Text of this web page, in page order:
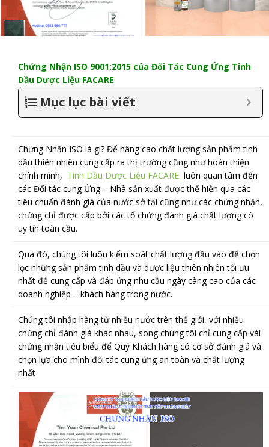
Chứng Nhận ISO 9001:2015 của Đối Tác Cung Ứng Tinh
Dầu Dược Liệu FACARE
Mục lục bài viết
Chứng Nhận ISO là gì? Để nâng cao chất lượng sản phẩm tinh
dầu thiên nhiên cung cấp ra thị trường cũng như hoàn thiện
chính mình, Tinh Dầu Dược Liệu FACARE luôn quan tâm đến
các Đối tác cung Ứng – Nhà sản xuất được thể hiện qua các
tiêu chuẩn đánh giá của nước sở tại cũng như các chứng nhận,
chứng chỉ được cấp bởi các tổ chứng đánh giá chất lượng có
uy tín toàn cầu.
Qua đó, chúng tôi luôn kiểm soát chất lượng đầu vào để chọn
lọc những sản phẩm tinh dầu và dược liệu thiên nhiên tối ưu
nhất để cung cấp và đáp ứng nhu cầu ngày càng cao của các
doanh nghiệp – khách hàng trong nước.
Chúng tôi nhập hàng từ nhiều nước trên thế giới, với nhiều
chứng chỉ đánh giá khác nhau, song chúng tôi chỉ cung cấp vài
chứng nhận tiêu biểu để Quý Khách hàng có cơ sở đánh giá và
chọn lựa cho mình đối tác cung ứng an toàn và chất lượng
nhất